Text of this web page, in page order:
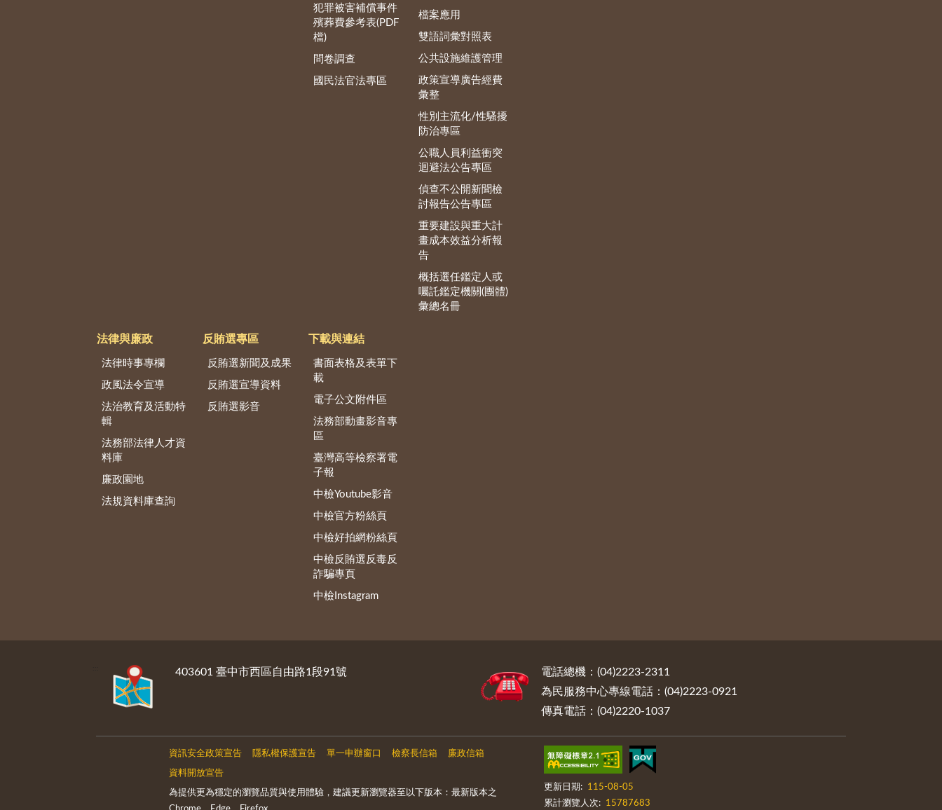
犯罪被害補償事件
殯葬費參考表(PDF
檔)
問卷調查
國民法官法專區
檔案應用
雙語詞彙對照表
公共設施維護管理
政策宣導廣告經費
彙整
性別主流化/性騷擾
防治專區
公職人員利益衝突
迴避法公告專區
偵查不公開新聞檢
討報告公告專區
重要建設與重大計
畫成本效益分析報
告
概括選任鑑定人或
囑託鑑定機關(團體)
彙總名冊
法律與廉政
法律時事專欄
政風法令宣導
法治教育及活動特
輯
法務部法律人才資
料庫
廉政園地
法規資料庫查詢
反賄選專區
反賄選新聞及成果
反賄選宣導資料
反賄選影音
下載與連結
書面表格及表單下
載
電子公文附件區
法務部動畫影音專
區
臺灣高等檢察署電
子報
中檢Youtube影音
中檢官方粉絲頁
中檢好拍網粉絲頁
中檢反賄選反毒反
詐騙專頁
中檢Instagram
403601 臺中市西區自由路1段91號
電話總機：(04)2223-2311
為民服務中心專線電話：(04)2223-0921
傳真電話：(04)2220-1037
資訊安全政策宣告 隱私權保護宣告 單一申辦窗口 檢察長信箱 廉政信箱
資料開放宣告
為提供更為穩定的瀏覽品質與使用體驗，建議更新瀏覽器至以下版本：最新版本之
更新日期:
115-08-05
累計瀏覽人次:
15787683